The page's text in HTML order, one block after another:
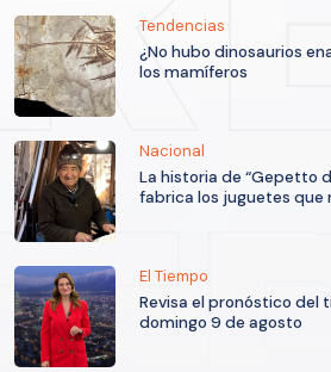
Tendencias
¿No hubo dinosaurios
los mamíferos
Nacional
La historia de “Gepetto
fabrica los juguetes que
El Tiempo
Revisa el pronóstico del
domingo 9 de agosto